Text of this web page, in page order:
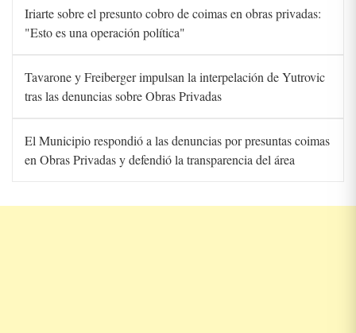
Iriarte sobre el presunto cobro de coimas en obras privadas:
"Esto es una operación política"
Tavarone y Freiberger impulsan la interpelación de Yutrovic
tras las denuncias sobre Obras Privadas
El Municipio respondió a las denuncias por presuntas coimas
en Obras Privadas y defendió la transparencia del área